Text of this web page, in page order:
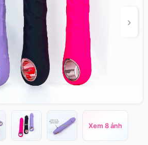
Xem 8 ảnh